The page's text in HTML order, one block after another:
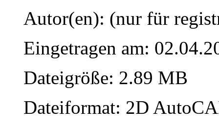
Autor(en): (nur für
Eingetragen am:
Dateigröße: 2.89 MB
Dateiformat: 2D